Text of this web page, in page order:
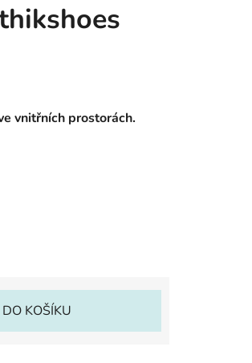
vnitřních prostorách.
DO KOŠÍKU